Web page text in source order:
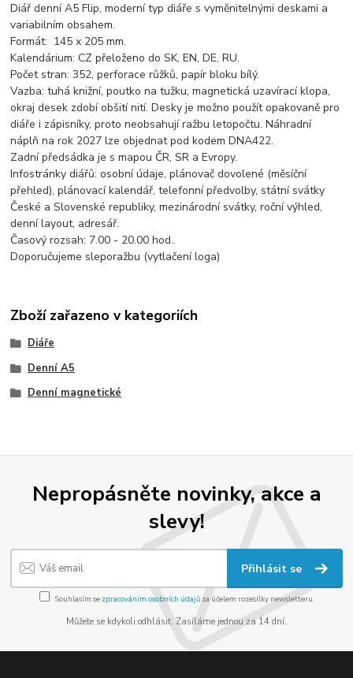
Diář denní A5 Flip, moderní typ diáře s vyměnitelnými deskami a
variabilním obsahem.
Formát: 145 x 205 mm.
Kalendárium: CZ přeloženo do SK, EN, DE, RU.
Počet stran: 352, perforace růžků, papír bloku bílý.
Vazba: tuhá knižní, poutko na tužku, magnetická uzavírací klopa,
okraj desek zdobí obšití nití. Desky je možno použít opakovaně pro
diáře i zápisníky, proto neobsahují ražbu letopočtu. Náhradní
náplň na rok 2027 lze objednat pod kodem DNA422.
Zadní předsádka je s mapou ČR, SR a Evropy.
Infostránky diářů: osobní údaje, plánovač dovolené (měsíční
přehled), plánovací kalendář, telefonní předvolby, státní svátky
České a Slovenské republiky, mezinárodní svátky, roční výhled,
denní layout, adresář.
Časový rozsah: 7.00 - 20.00 hod..
Doporučujeme sleporažbu (vytlačení loga)
Zboží zařazeno v kategoriích
Diáře
Denní A5
Denní magnetické
Nepropásněte novinky, akce a
slevy!
Přihlásit se
Souhlasím se zpracováním osobních údajůza účelem rozesílky newsletteru.
Můžete se kdykoli odhlásit. Zasíláme jednou za 14 dní.